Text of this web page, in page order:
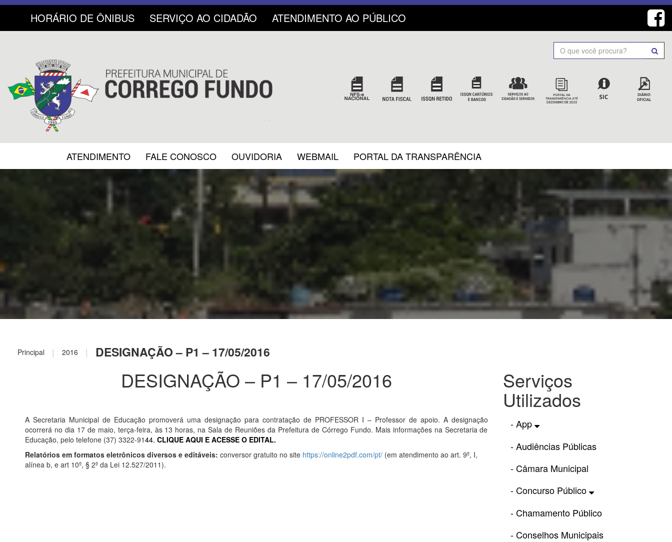
HORÁRIO DE ÔNIBUS SERVIÇO AO CIDADÃO ATENDIMENTO AO PÚBLICO
Search
ATENDIMENTO FALE CONOSCO OUVIDORIA WEBMAIL PORTAL DA TRANSPARÊNCIA
Principal | 2016 | DESIGNAÇÃO – P1 – 17/05/2016
DESIGNAÇÃO – P1 – 17/05/2016
A Secretaria Municipal de Educação promoverá uma designação para contratação de PROFESSOR I – Professor de apoio. A designação
ocorrerá no dia 17 de maio, terça-feira, às 13 horas, na Sala de Reuniões da Prefeitura de Córrego Fundo. Mais informações na Secretaria de
Educação, pelo telefone (37) 3322-9144. CLIQUE AQUI E ACESSE O EDITAL.
Relatórios em formatos eletrônicos diversos e editáveis: conversor gratuito no site https://online2pdf.com/pt/ (em atendimento ao art. 9º, I,
alínea b, e art 10º, § 2º da Lei 12.527/2011).
Serviços
Utilizados
- App
- Audiências Públicas
- Câmara Municipal
- Concurso Público
- Chamamento Público
- Conselhos Municipais